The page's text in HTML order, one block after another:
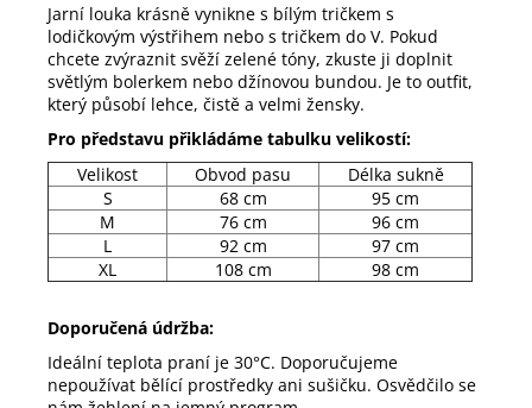
Jarní louka krásně vynikne s bílým tričkem s
lodičkovým výstřihem nebo s tričkem do V. Pokud
chcete zvýraznit svěží zelené tóny, zkuste ji doplnit
světlým bolerkem nebo džínovou bundou. Je to outfit,
který působí lehce, čistě a velmi žensky.
Pro představu přikládáme tabulku velikostí:
Velikost
Obvod pasu
Délka sukně
S
68 cm
95 cm
M
76 cm
96 cm
L
92 cm
97 cm
XL
108 cm 98 cm
Doporučená údržba:
Ideální teplota praní je 30°C. Doporučujeme
nepoužívat bělící prostředky ani sušičku. Osvědčilo se